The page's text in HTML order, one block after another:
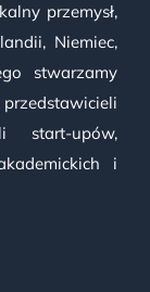
przemysł,
Niemiec,
stwarzamy
start-upów,
i